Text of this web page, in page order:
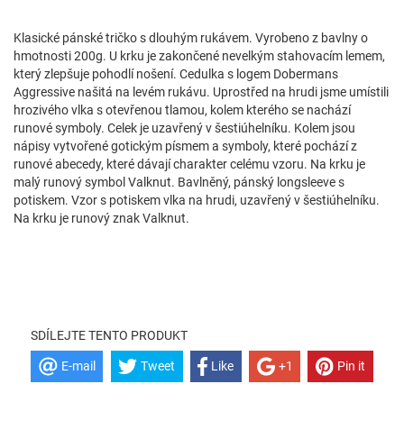
Klasické pánské tričko s dlouhým rukávem. Vyrobeno z bavlny o
hmotnosti 200g. U krku je zakončené nevelkým stahovacím lemem,
který zlepšuje pohodlí nošení. Cedulka s logem Dobermans
Aggressive našitá na levém rukávu. Uprostřed na hrudi jsme umístili
hrozivého vlka s otevřenou tlamou, kolem kterého se nachází
runové symboly. Celek je uzavřený v šestiúhelníku. Kolem jsou
nápisy vytvořené gotickým písmem a symboly, které pochází z
runové abecedy, které dávají charakter celému vzoru. Na krku je
malý runový symbol Valknut. Bavlněný, pánský longsleeve s
potiskem. Vzor s potiskem vlka na hrudi, uzavřený v šestiúhelníku.
Na krku je runový znak Valknut.
SDÍLEJTE TENTO PRODUKT
E-mail Tweet Like +1 Pin it